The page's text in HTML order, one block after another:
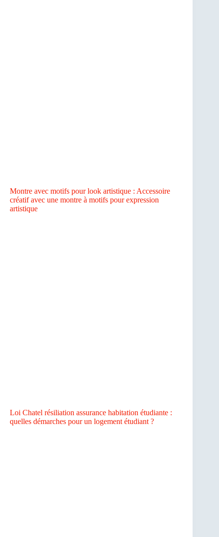
Montre avec motifs pour look artistique : Accessoire
créatif avec une montre à motifs pour expression
artistique
Loi Chatel résiliation assurance habitation étudiante :
quelles démarches pour un logement étudiant ?